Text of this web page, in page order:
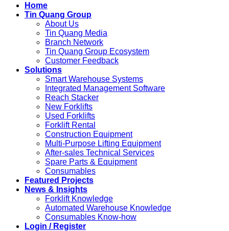
Home
Tin Quang Group
About Us
Tin Quang Media
Branch Network
Tin Quang Group Ecosystem
Customer Feedback
Solutions
Smart Warehouse Systems
Integrated Management Software
Reach Stacker
New Forklifts
Used Forklifts
Forklift Rental
Construction Equipment
Multi-Purpose Lifting Equipment
After-sales Technical Services
Spare Parts & Equipment
Consumables
Featured Projects
News & Insights
Forklift Knowledge
Automated Warehouse Knowledge
Consumables Know-how
Login / Register